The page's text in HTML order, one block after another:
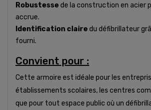
Robustessede la construction en acier
accrue.
Identification clairedu défibrillateur
fourni.
Convient pour :
Cette armoire est idéale pour les
établissements scolaires, les centres
que pour tout espace public où un